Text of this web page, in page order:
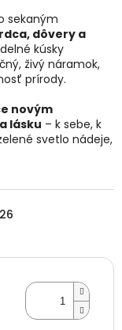
sekaným
dôvery a
kúsky
živý náramok,
prírody.
novým
lásku – k sebe, k
svetlo nádeje,